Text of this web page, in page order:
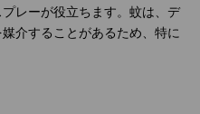
レーが役立ちます。蚊は、デ
介することがあるため、特に